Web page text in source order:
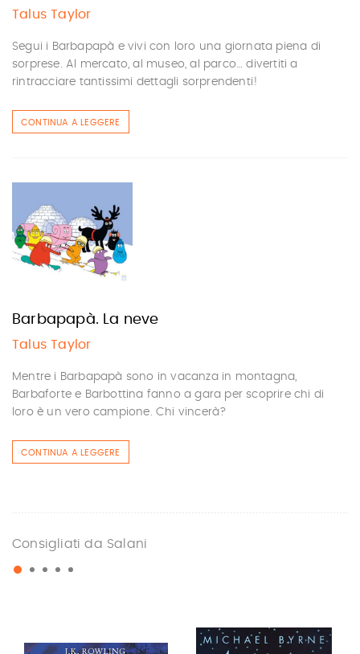
Talus Taylor
Segui i Barbapapà e vivi con loro una giornata piena di
sorprese. Al mercato, al museo, al parco… divertiti a
rintracciare tantissimi dettagli sorprendenti!
CONTINUA A LEGGERE
Barbapapà. La neve
Talus Taylor
Mentre i Barbapapà sono in vacanza in montagna,
Barbaforte e Barbottina fanno a gara per scoprire chi di
loro è un vero campione. Chi vincerà?
CONTINUA A LEGGERE
Consigliati da Salani